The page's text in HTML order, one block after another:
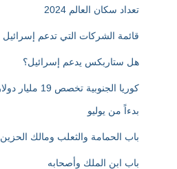
تعداد سكان العالم 2024
قائمة الشركات التي تدعم إسرائيل
هل ستاربكس يدعم إسرائيل؟
كوريا الجنوبية
بدءاً من يوليو
باب الحمامة والثعلب ومالك الحزين
باب ابن الملك وأصحابه